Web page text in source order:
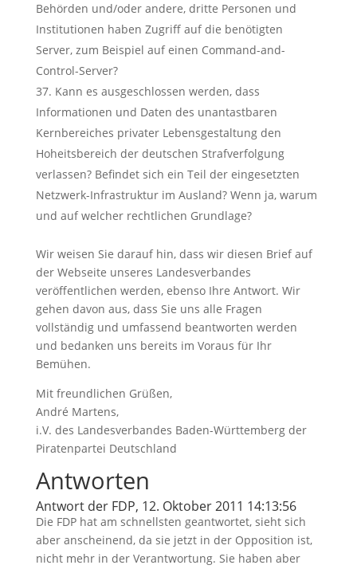
Behörden und/oder andere, dritte Personen und
Institutionen haben Zugriff auf die benötigten
Server, zum Beispiel auf einen Command-and-
Control-Server?
Kann es ausgeschlossen werden, dass
Informationen und Daten des unantastbaren
Kernbereiches privater Lebensgestaltung den
Hoheitsbereich der deutschen Strafverfolgung
verlassen? Befindet sich ein Teil der eingesetzten
Netzwerk-Infrastruktur im Ausland? Wenn ja, warum
und auf welcher rechtlichen Grundlage?
Wir weisen Sie darauf hin, dass wir diesen Brief auf
der Webseite unseres Landesverbandes
veröffentlichen werden, ebenso Ihre Antwort. Wir
gehen davon aus, dass Sie uns alle Fragen
vollständig und umfassend beantworten werden
und bedanken uns bereits im Voraus für Ihr
Bemühen.
Mit freundlichen Grüßen,
André Martens,
i.V. des Landesverbandes Baden-Württemberg der
Piratenpartei Deutschland
Antworten
Antwort der FDP, 12. Oktober 2011 14:13:56
Die FDP hat am schnellsten geantwortet, sieht sich
aber anscheinend, da sie jetzt in der Opposition ist,
nicht mehr in der Verantwortung. Sie haben aber